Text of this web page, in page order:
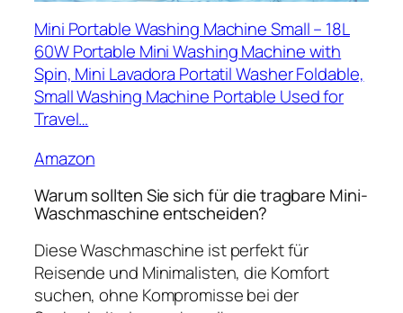
Mini Portable Washing Machine Small – 18L
60W Portable Mini Washing Machine with
Spin, Mini Lavadora Portatil Washer Foldable,
Small Washing Machine Portable Used for
Travel…
Amazon
Warum sollten Sie sich für die tragbare Mini-
Waschmaschine entscheiden?
Diese Waschmaschine ist perfekt für
Reisende und Minimalisten, die Komfort
suchen, ohne Kompromisse bei der